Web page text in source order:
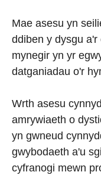
Mae asesu yn
ddiben y dysgu a'r
mynegir yn yr
datganiadau o'r
Wrth asesu
amrywiaeth o
yn gwneud
gwybodaeth a'u
cyfranogi mewn